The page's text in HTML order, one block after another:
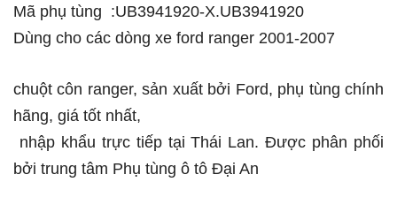
Mã phụ tùng :UB3941920-X.UB3941920
Dùng cho các dòng xe ford ranger 2001-2007
chuột côn ranger, sản xuất bởi Ford, phụ tùng chính
hãng, giá tốt nhất,
nhập khẩu trực tiếp tại Thái Lan. Được phân phối
bởi trung tâm Phụ tùng ô tô Đại An